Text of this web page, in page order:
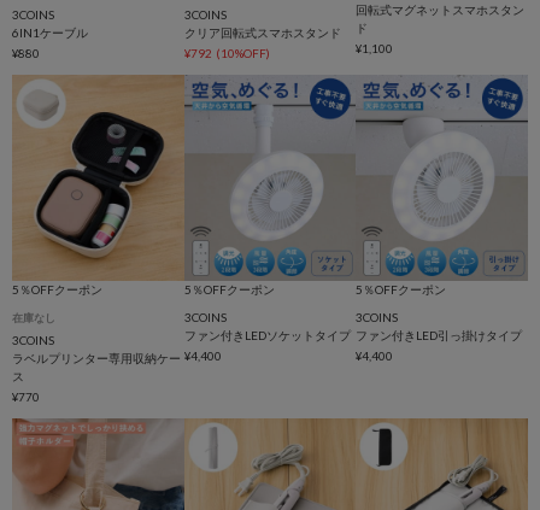
3COINS
6IN1ケーブル
¥880
3COINS
クリア回転式スマホスタンド
¥792 (10%OFF)
回転式マグネットスマホスタン
ド
¥1,100
5％OFFクーポン
在庫なし
3COINS
ラベルプリンター専用収納ケー
ス
¥770
5％OFFクーポン
3COINS
ファン付きLEDソケットタイプ
¥4,400
5％OFFクーポン
3COINS
ファン付きLED引っ掛けタイプ
¥4,400